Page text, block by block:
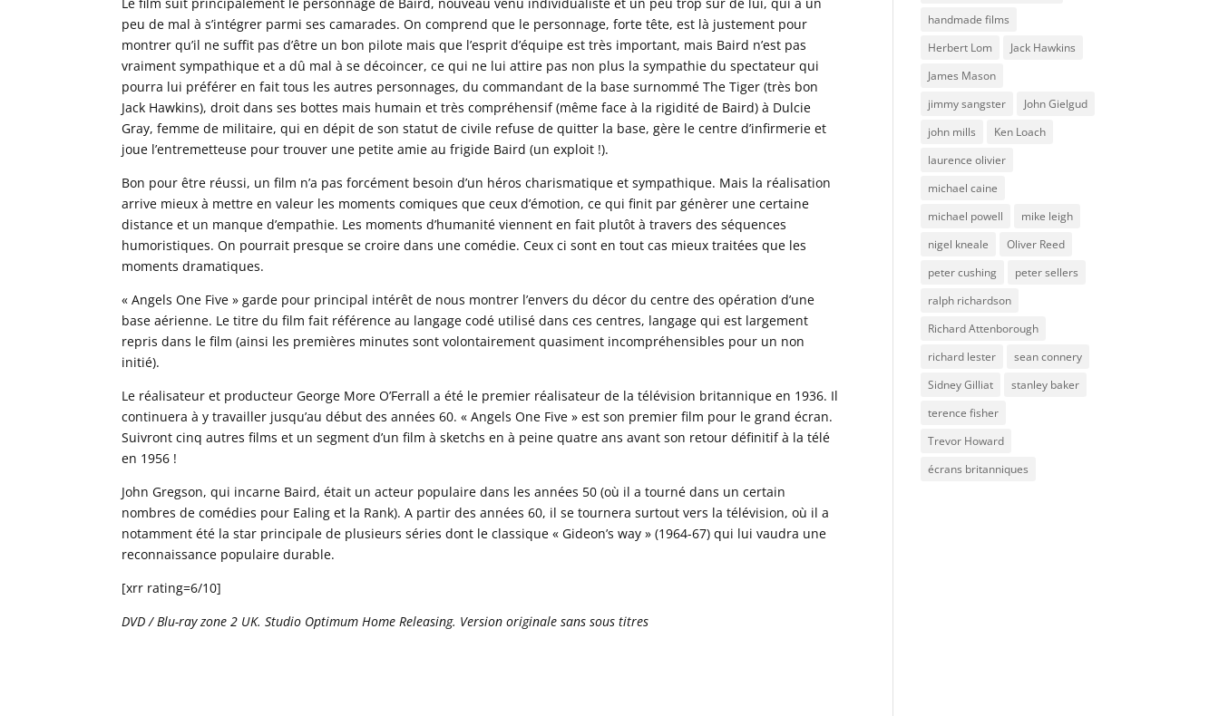
peu de mal à s’intégrer parmi ses camarades. On comprend que le personnage, forte tête, est là justement pour
montrer qu’il ne suffit pas d’être un bon pilote mais que l’esprit d’équipe est très important, mais Baird n’est pas
vraiment sympathique et a dû mal à se décoincer, ce qui ne lui attire pas non plus la sympathie du spectateur qui
pourra lui préférer en fait tous les autres personnages, du commandant de la base surnommé The Tiger (très bon
Jack Hawkins), droit dans ses bottes mais humain et très compréhensif (même face à la rigidité de Baird) à Dulcie
Gray, femme de militaire, qui en dépit de son statut de civile refuse de quitter la base, gère le centre d’infirmerie et
joue l’entremetteuse pour trouver une petite amie au frigide Baird (un exploit !).
Bon pour être réussi, un film n’a pas forcément besoin d’un héros charismatique et sympathique. Mais la réalisation
arrive mieux à mettre en valeur les moments comiques que ceux d’émotion, ce qui finit par génèrer une certaine
distance et un manque d’empathie. Les moments d’humanité viennent en fait plutôt à travers des séquences
humoristiques. On pourrait presque se croire dans une comédie. Ceux ci sont en tout cas mieux traitées que les
moments dramatiques.
« Angels One Five » garde pour principal intérêt de nous montrer l’envers du décor du centre des opération d’une
base aérienne. Le titre du film fait référence au langage codé utilisé dans ces centres, langage qui est largement
repris dans le film (ainsi les premières minutes sont volontairement quasiment incompréhensibles pour un non
initié).
Le réalisateur et producteur George More O’Ferrall a été le premier réalisateur de la télévision britannique en 1936. Il
continuera à y travailler jusqu’au début des années 60. « Angels One Five » est son premier film pour le grand écran.
Suivront cinq autres films et un segment d’un film à sketchs en à peine quatre ans avant son retour définitif à la télé
en 1956 !
John Gregson, qui incarne Baird, était un acteur populaire dans les années 50 (où il a tourné dans un certain
nombres de comédies pour Ealing et la Rank). A partir des années 60, il se tournera surtout vers la télévision, où il a
notamment été la star principale de plusieurs séries dont le classique « Gideon’s way » (1964-67) qui lui vaudra une
reconnaissance populaire durable.
[xrr rating=6/10]
DVD / Blu-ray zone 2 UK. Studio Optimum Home Releasing. Version originale sans sous titres
handmade films
Herbert Lom
Jack Hawkins
James Mason
jimmy sangster
John Gielgud
john mills
Ken Loach
laurence olivier
michael caine
michael powell
mike leigh
nigel kneale
Oliver Reed
peter cushing
peter sellers
ralph richardson
Richard Attenborough
richard lester
sean connery
Sidney Gilliat
stanley baker
terence fisher
Trevor Howard
écrans britanniques